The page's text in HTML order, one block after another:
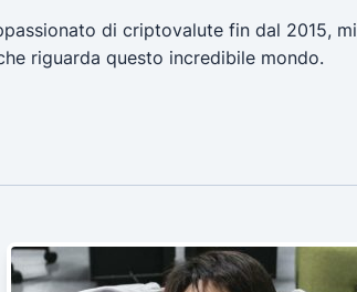
di criptovalute fin dal 2015, mi
riguarda questo incredibile mondo.